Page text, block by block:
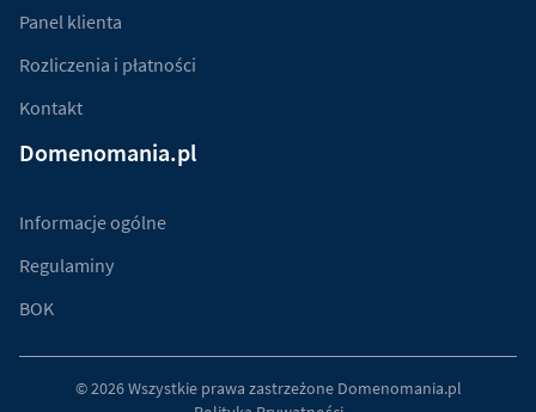
Panel klienta
Rozliczenia i płatności
Kontakt
Domenomania.pl
Informacje ogólne
Regulaminy
BOK
© 2026 Wszystkie prawa zastrzeżone Domenomania.pl